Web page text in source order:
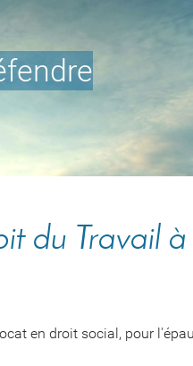
du Travail à
en droit social, pour